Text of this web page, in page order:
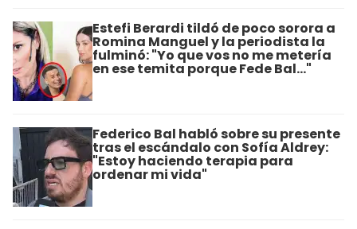
Estefi Berardi tildó de poco sorora a
Romina Manguel y la periodista la
fulminó: "Yo que vos no me metería
en ese temita porque Fede Bal..."
Federico Bal habló sobre su presente
tras el escándalo con Sofía Aldrey:
"Estoy haciendo terapia para
ordenar mi vida"